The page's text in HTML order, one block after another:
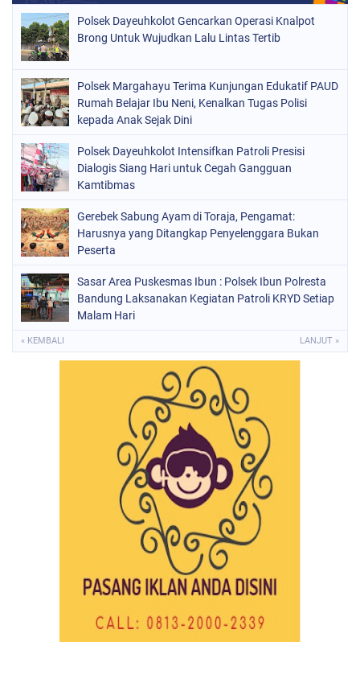
Polsek Dayeuhkolot Gencarkan Operasi Knalpot
Brong Untuk Wujudkan Lalu Lintas Tertib
Polsek Margahayu Terima Kunjungan Edukatif PAUD
Rumah Belajar Ibu Neni, Kenalkan Tugas Polisi
kepada Anak Sejak Dini
Polsek Dayeuhkolot Intensifkan Patroli Presisi
Dialogis Siang Hari untuk Cegah Gangguan
Kamtibmas
Gerebek Sabung Ayam di Toraja, Pengamat:
Harusnya yang Ditangkap Penyelenggara Bukan
Peserta
Sasar Area Puskesmas Ibun : Polsek Ibun Polresta
Bandung Laksanakan Kegiatan Patroli KRYD Setiap
Malam Hari
« KEMBALI LANJUT »